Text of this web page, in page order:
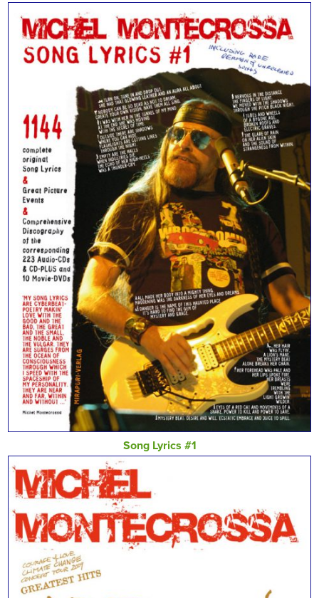
Song Lyrics #1